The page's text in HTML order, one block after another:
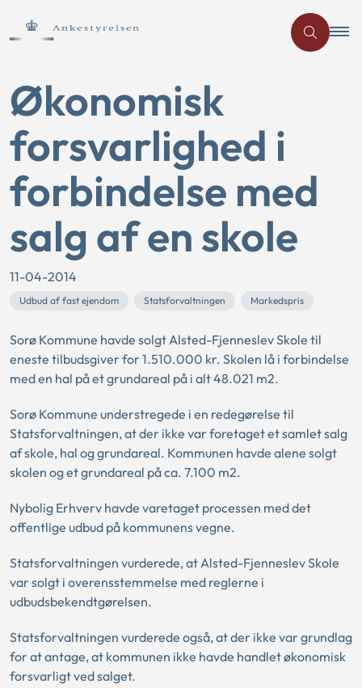
Økonomisk
forsvarlighed i
forbindelse med
salg af en skole
11-04-2014
Udbud af fast ejendom Statsforvaltningen Markedspris
Sorø Kommune havde solgt Alsted-Fjenneslev Skole til
eneste tilbudsgiver for 1.510.000 kr. Skolen lå i forbindelse
med en hal på et grundareal på i alt 48.021 m2.
Sorø Kommune understregede i en redegørelse til
Statsforvaltningen, at der ikke var foretaget et samlet salg
af skole, hal og grundareal. Kommunen havde alene solgt
skolen og et grundareal på ca. 7.100 m2.
Nybolig Erhverv havde varetaget processen med det
offentlige udbud på kommunens vegne.
Statsforvaltningen vurderede, at Alsted-Fjenneslev Skole
var solgt i overensstemmelse med reglerne i
udbudsbekendtgørelsen.
Statsforvaltningen vurderede også, at der ikke var grundlag
for at antage, at kommunen ikke havde handlet økonomisk
forsvarligt ved salget.